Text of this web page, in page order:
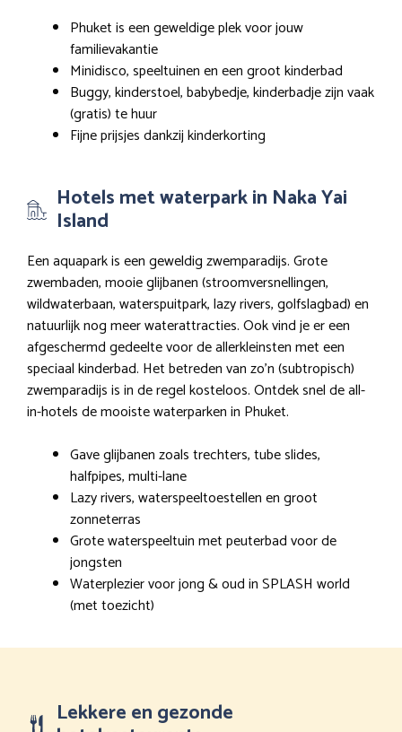
Phuket is een geweldige plek voor jouw
familievakantie
Minidisco, speeltuinen en een groot kinderbad
Buggy, kinderstoel, babybedje, kinderbadje zijn vaak
(gratis) te huur
Fijne prijsjes dankzij kinderkorting
Hotels met waterpark in Naka Yai
Island
Een aquapark is een geweldig zwemparadijs. Grote
zwembaden, mooie glijbanen (stroomversnellingen,
wildwaterbaan, waterspuitpark, lazy rivers, golfslagbad) en
natuurlijk nog meer waterattracties. Ook vind je er een
afgeschermd gedeelte voor de allerkleinsten met een
speciaal kinderbad. Het betreden van zo’n (subtropisch)
zwemparadijs is in de regel kosteloos. Ontdek snel de all-
in-hotels de mooiste waterparken in Phuket.
Gave glijbanen zoals trechters, tube slides,
halfpipes, multi-lane
Lazy rivers, waterspeeltoestellen en groot
zonneterras
Grote waterspeeltuin met peuterbad voor de
jongsten
Waterplezier voor jong & oud in SPLASH world
(met toezicht)
Lekkere en gezonde